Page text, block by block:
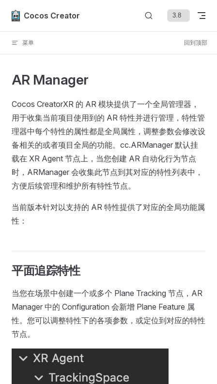
Skip to content
Cocos Creator
菜单 回到顶部
AR Manager
Cocos CreatorXR 的 AR 模块提供了一个全局管理器，
用于收集当前项目使用到的 AR 特性并进行管理，特性管
理器中每个特性的属性都是全局属性，调整参数会修改设
备相关的或者项目全局的功能。cc.ARManager 默认挂
载在 XR Agent 节点上，当您创建 AR 自动化行为节点
时，ARManager 会收集此节点到其对应的特性列表中，
方便后续管理和维护所有特性节点。
当前版本针对以支持的 AR 特性提供了对应的全局功能属
性：
平面追踪特性
当您在场景中创建一个或多个 Plane Tracking 节点，AR
Manager 中的 Configuration 会新增 Plane Feature 属
性。您可以调整特性下的各项参数，或定位到对应的特性
节点。